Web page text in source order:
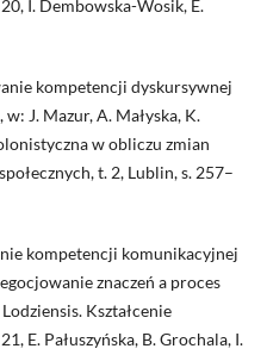
I. Dembowska-Wosik, E.
kompetencji dyskursywnej
J. Mazur, A. Małyska, K.
w obliczu zmian
t. 2, Lublin, s. 257–
kompetencji komunikacyjnej
znaczeń a proces
Kształcenie
E. Pałuszyńska, B. Grochala, I.